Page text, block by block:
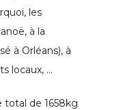
les
à la
à Orléans), à
locaux, …
total de 1658kg